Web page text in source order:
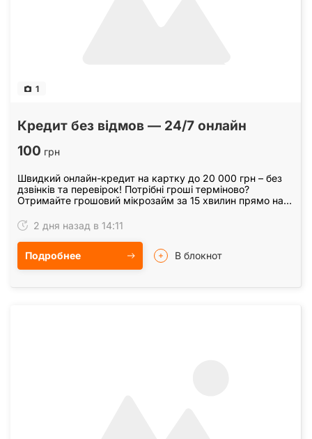
1
Кредит без відмов — 24/7 онлайн
100 грн
Швидкий онлайн-кредит на картку до 20 000 грн – без
дзвінків та перевірок! Потрібні гроші терміново?
Отримайте грошовий мікрозайм за 15 хвилин прямо на
2 дня назад в 14:11
Подробнее В блокнот